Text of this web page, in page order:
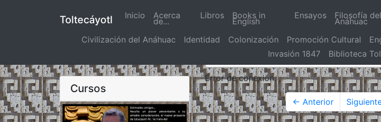
Toltecáyotl Inicio (actual)
Acerca
de...
Libros Books in
English
Ensayos Filosofía del
Anáhuac
Civilización del Anáhuac Identidad Colonización Promoción Cultural
Invasión 1847
Biblioteca
Cursos
Error de conexión.
← Anterior